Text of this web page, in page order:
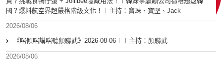
國？爆料航空界超嚴格階級文化！︱主持：寶珠、寶堅、Jack
2026/08/06
《啱傾啱講啱聽顏聯武》2026-08-06︱︱主持：顏聯武
2026/08/06